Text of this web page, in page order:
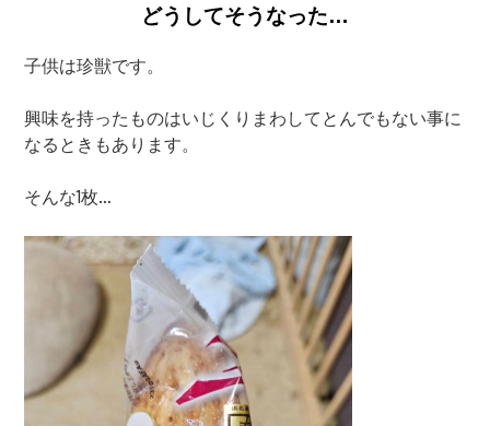
どうしてそうなった…